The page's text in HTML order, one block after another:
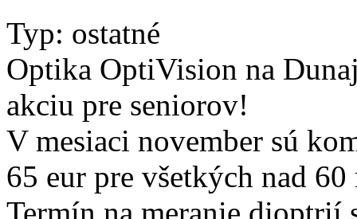
Typ: ostatné
Optika OptiVision na
akciu pre seniorov!
V mesiaci november sú
65 eur pre všetkých nad